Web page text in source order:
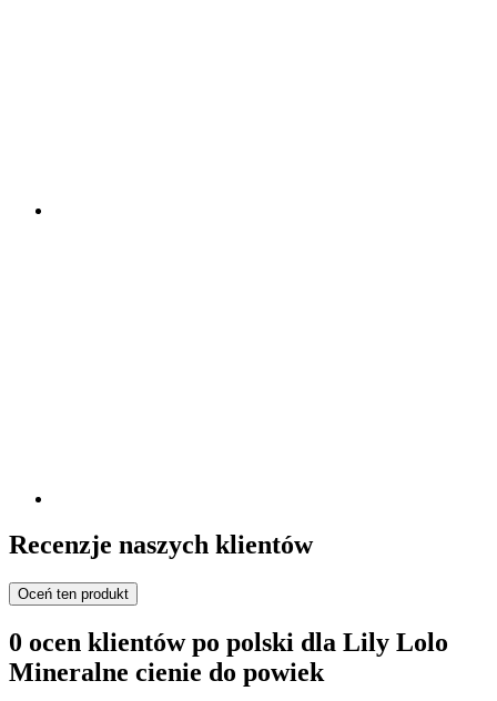
Recenzje naszych klientów
Oceń ten produkt
0 ocen klientów po polski dla Lily Lolo
Mineralne cienie do powiek